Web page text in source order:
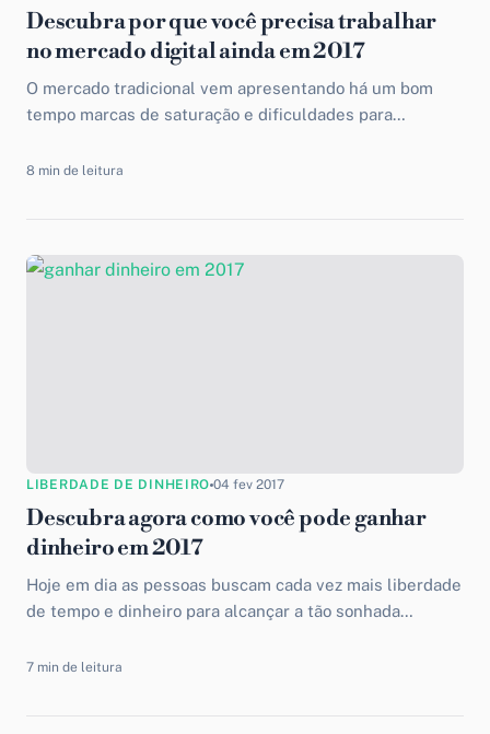
Descubra por que você precisa trabalhar
no mercado digital ainda em 2017
O mercado tradicional vem apresentando há um bom
tempo marcas de saturação e dificuldades para
mais atualizados e...
8 min de leitura
LIBERDADE DE DINHEIRO 04 fev 2017
Descubra agora como você pode ganhar
dinheiro em 2017
Hoje em dia as pessoas buscam cada vez mais liberdade
de tempo e dinheiro para alcançar a tão sonhada
7 min de leitura